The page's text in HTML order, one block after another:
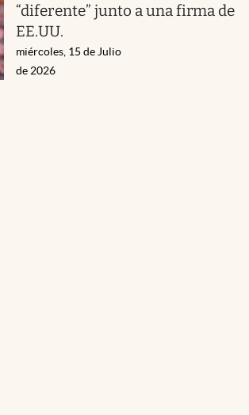
“diferente” junto a una firma de
EE.UU.
miércoles, 15 de Julio
de 2026